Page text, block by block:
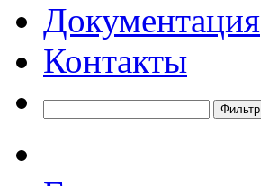
Документация
Контакты